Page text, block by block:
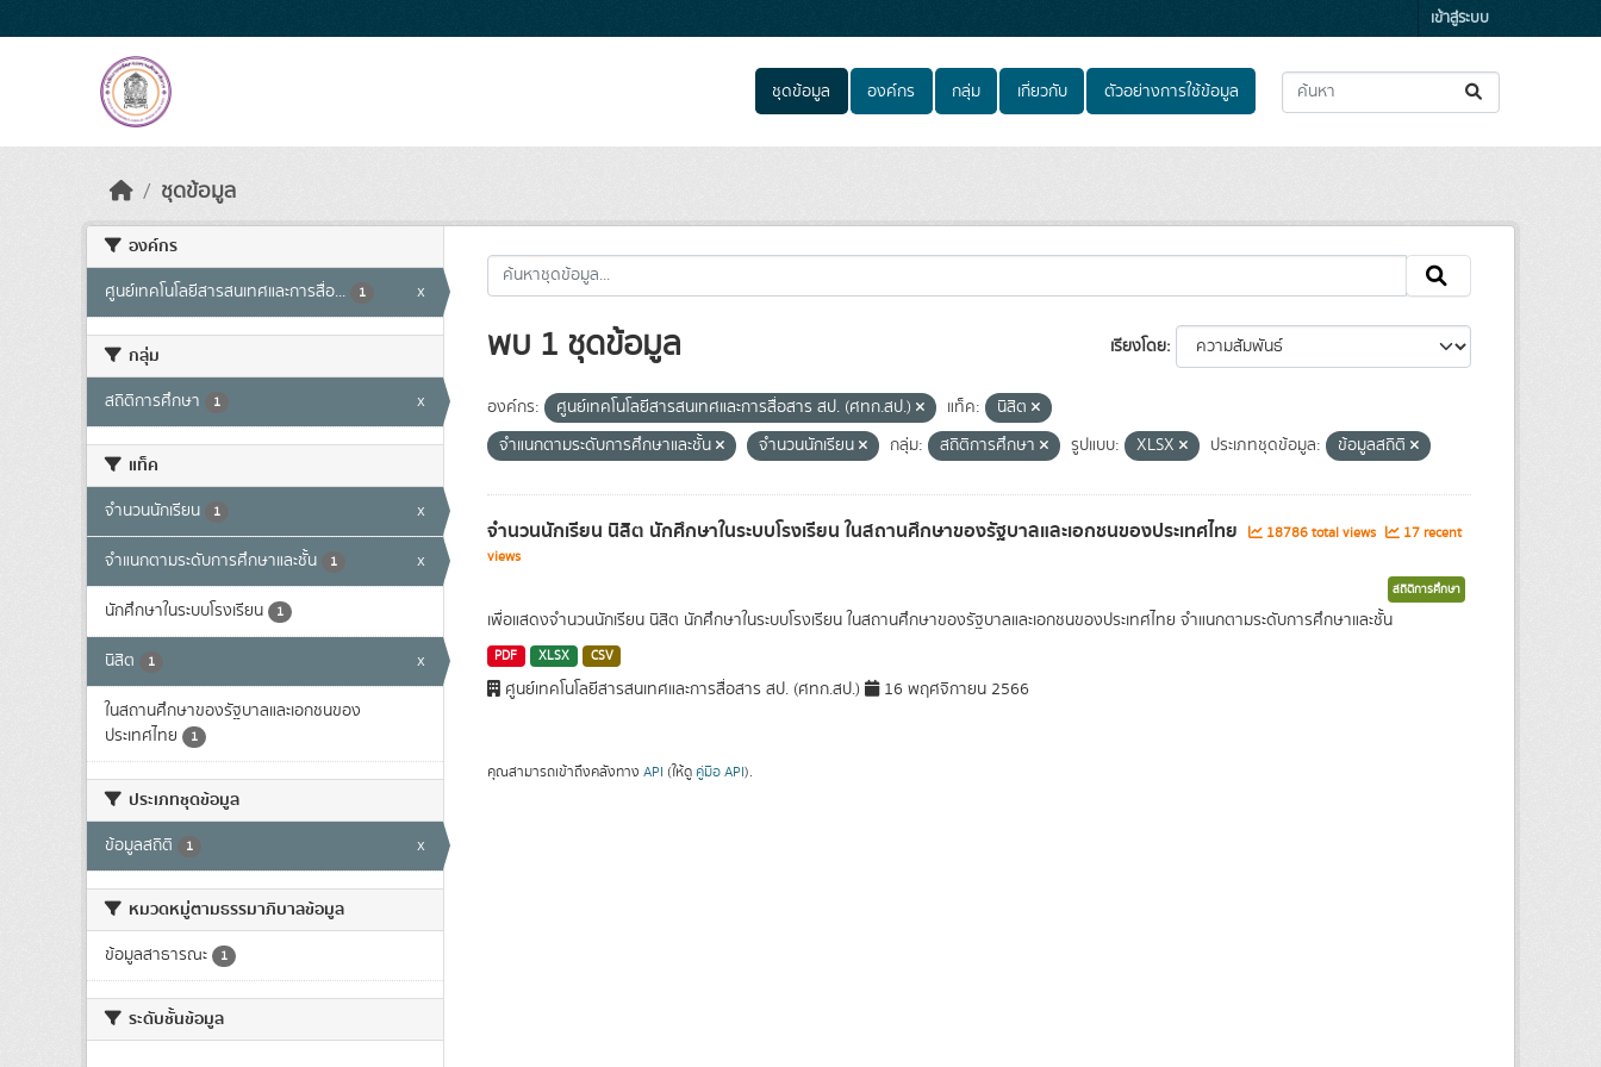
เข้าสู่ระบบ
ชุดข้อมูล องค์กร กลุ่ม เกี่ยวกับ ตัวอย่างการใช้ข้อมูล
ชุดข้อมูล
องค์กร
ศูนย์เทคโนโลยีสารสนเทศและการสื่อ... 1 x
กลุ่ม
สถิติการศึกษา 1 x
แท็ค
จำนวนนักเรียน 1 x
จำแนกตามระดับการศึกษาและชั้น 1 x
นักศึกษาในระบบโรงเรียน 1
นิสิต 1 x
ในสถานศึกษาของรัฐบาลและเอกชนของ
ประเทศไทย
1
ประเภทชุดข้อมูล
ข้อมูลสถิติ 1 x
หมวดหมู่ตามธรรมาภิบาลข้อมูล
ข้อมูลสาธารณะ 1
ระดับชั้นข้อมูล
เรียงโดย
พบ 1 ชุดข้อมูล
องค์กร: ศูนย์เทคโนโลยีสารสนเทศและการสื่อสาร สป. (ศทก.สป.) แท็ค:
นิสิต
จำแนกตามระดับการศึกษาและชั้น
จำนวนนักเรียน กลุ่ม: สถิติการศึกษา รูปแบบ: XLSX ประเภทชุดข้อมูล: ข้อมูลสถิติ
จำนวนนักเรียน นิสิต นักศึกษาในระบบโรงเรียน ในสถานศึกษาของรัฐบาลและเอกชนของประเทศไทย 18786 total views
17 recent
views
สถิติการศึกษา
เพื่อแสดงจำนวนนักเรียน นิสิต นักศึกษาในระบบโรงเรียน ในสถานศึกษาของรัฐบาลและเอกชนของประเทศไทย จำแนกตามระดับการศึกษาและชั้น
PDF XLSX CSV
ศูนย์เทคโนโลยีสารสนเทศและการสื่อสาร สป. (ศทก.สป.) 16 พฤศจิกายน 2566
คุณสามารถเข้าถึงคลังทาง API (ให้ดู คู่มือ API).